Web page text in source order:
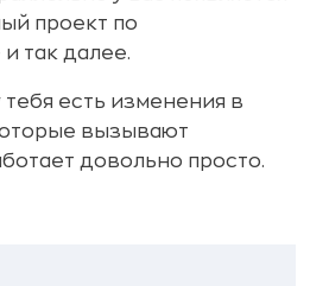
проект по
так далее.
есть изменения в
вызывают
довольно просто.